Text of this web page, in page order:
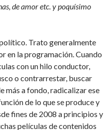
de amor etc. y poquísimo
Trato generalmente
en la programación. Cuando
con un hilo conductor,
o contrarrestar, buscar
más a fondo, radicalizar ese
de lo que se produce y
fines de 2008 a principios y
películas de contenidos